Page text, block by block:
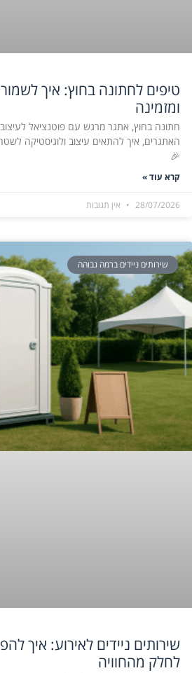
טיפים לחתונה בחוץ: איך
ומזמינה
חתונה בחוץ, אתגר מרגש עם פוטנציאל
האתגרים, איך להתאים עיצוב ולוגיסטיקה
🎉
קרא עוד »
28/07/2026 אין תגובות
שירותים ניידים ברמה גבוהה
שירותים ניידים לאירוע: איך
לחלק מהחוויה